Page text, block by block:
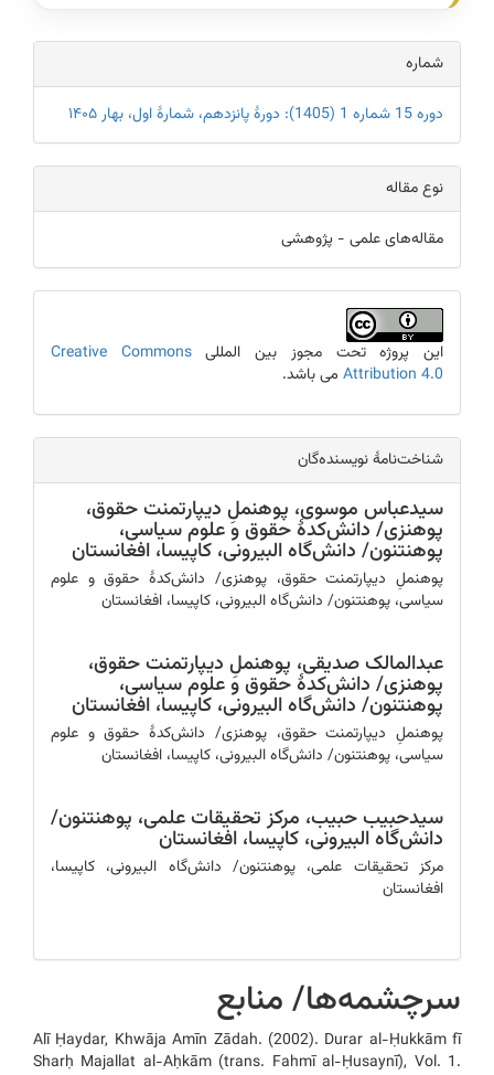
Article
Details
شماره
دوره 15 شماره 1 (1405): دورۀ پانزدهم، شمارۀ اول، بهار ۱۴۰۵
نوع مقاله
مقاله‌های علمی - پژوهشی
این پروژه تحت مجوز بین المللیCreative Commons
Attribution 4.0 می باشد.
شناخت‎‌‌نامۀ نویسنده‌گان
سیدعباس موسوی، پوهنملِ دیپارتمنت حقوق،
پوهنزی/ دانش‌کدۀ حقوق و علوم سیاسی،
پوهنتنون/ دانش‌گاه البیرونی، کاپیسا، افغانستان
پوهنملِ دیپارتمنت حقوق، پوهنزی/ دانش‌کدۀ حقوق و علوم
سیاسی، پوهنتنون/ دانش‌گاه البیرونی، کاپیسا، افغانستان
عبدالمالک صدیقی، پوهنملِ دیپارتمنت حقوق،
پوهنزی/ دانش‌کدۀ حقوق و علوم سیاسی،
پوهنتنون/ دانش‌گاه البیرونی، کاپیسا، افغانستان
پوهنملِ دیپارتمنت حقوق، پوهنزی/ دانش‌کدۀ حقوق و علوم
سیاسی، پوهنتنون/ دانش‌گاه البیرونی، کاپیسا، افغانستان
سیدحبیب حبیب، مرکز تحقیقات علمی، پوهنتنون/
دانش‌گاه البیرونی، کاپیسا، افغانستان
مرکز تحقیقات علمی، پوهنتنون/ دانش‌گاه البیرونی، کاپیسا،
افغانستان
سرچشمه‌ها/ منابع
Alī Ḥaydar, Khwāja Amīn Zādah. (2002). Durar al-Ḥukkām fī
Sharḥ Majallat al-Aḥkām (trans. Fahmī al-Ḥusaynī), Vol. 1.